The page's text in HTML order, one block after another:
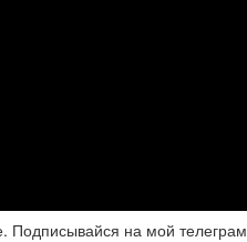
на мой телеграм